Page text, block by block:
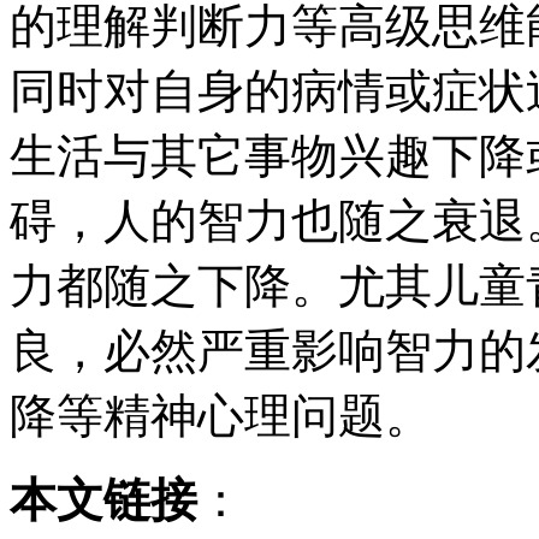
的理解判断力等高级思
同时对自身的病情或症
生活与其它事物兴趣下
碍，人的智力也随之衰
力都随之下降。尤其儿
良，必然严重影响智力
降等精神心理问题。
本文链接：